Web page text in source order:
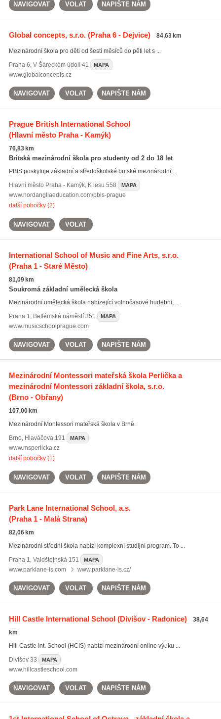
NAVIGOVAT VOLAT NAPIŠTE NÁM
Global concepts, s.r.o.(Praha 6 - Dejvice) 84,63 km
Mezinárodní škola pro děti od šesti měsíců do pěti let s ...
Praha 6, V Šáreckém údolí 41 MAPA
www.globalconcepts.cz
NAVIGOVAT VOLAT NAPIŠTE NÁM
Prague British International School
(Hlavní město Praha - Kamýk)
76,83 km
Britská mezinárodní škola pro studenty od 2 do 18 let
PBIS poskytuje základní a středoškolské britské mezinárodní ...
Hlavní město Praha - Kamýk, K lesu 558 MAPA
www.nordangliaeducation.com/pbis-prague
další pobočky (2)
NAVIGOVAT VOLAT
International School of Music and Fine Arts, s.r.o.
(Praha 1 - Staré Město)
81,09 km
Soukromá základní umělecká škola
Mezinárodní umělecká škola nabízející volnočasové hudební, ...
Praha 1, Betlémské náměstí 351 MAPA
www.musicschoolprague.com
NAVIGOVAT VOLAT NAPIŠTE NÁM
Mezinárodní Montessori mateřská škola Perlička a
mezinárodní Montessori základní škola, s.r.o.
(Brno - Obřany)
107,00 km
Mezinárodní Montessori mateřská škola v Brně.
Brno, Hlaváčova 191 MAPA
www.msperlicka.cz
další pobočky (1)
NAVIGOVAT VOLAT NAPIŠTE NÁM
Park Lane International School, a.s.
(Praha 1 - Malá Strana)
82,06 km
Mezinárodní střední škola nabízí komplexní studijní program. To ...
Praha 1, Valdštejnská 151 MAPA
www.parklane-is.com www.parklane-is.cz/
NAVIGOVAT VOLAT NAPIŠTE NÁM
Hill Castle International School(Divišov - Radonice)
38,64
km
Hill Castle Int. School (HCIS) nabízí mezinárodní online výuku ...
Divišov33 MAPA
www.hillcastleschool.com
NAVIGOVAT VOLAT NAPIŠTE NÁM